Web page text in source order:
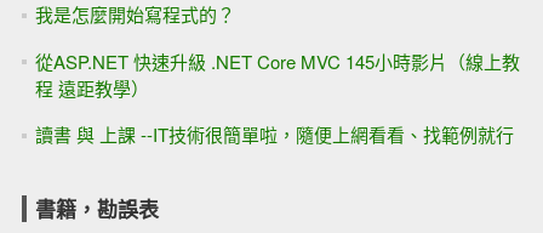
我是怎麼開始寫程式的？
從ASP.NET 快速升級 .NET Core MVC 145小時影片（線上教
程 遠距教學）
讀書 與 上課 --IT技術很簡單啦，隨便上網看看、找範例就行
書籍，勘誤表